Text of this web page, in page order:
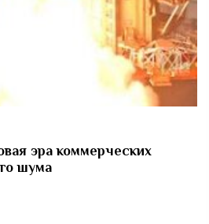
эра коммерческих
шума